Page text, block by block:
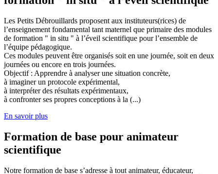
Les Petits Débrouillards proposent aux instituteurs(rices) de
l’enseignement fondamental tant maternel que primaire des modules
de formation " in situ " à l’éveil scientifique pour l’ensemble de
l’équipe pédagogique.
Ces modules peuvent être organisés soit en une journée, soit en deux
journées ou encore en trois journées.
Objectif : Apprendre à analyser une situation concrète,
à imaginer un protocole expérimental,
à interpréter des résultats expérimentaux,
à confronter ses propres conceptions à la (...)
En savoir plus
Formation de base pour animateur
scientifique
Notre formation de base s’adresse à tout animateur, éducateur,